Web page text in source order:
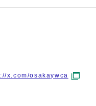
x.com/osakaywca